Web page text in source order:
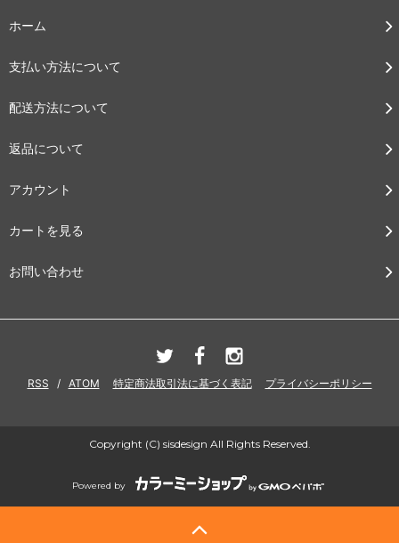
ホーム
支払い方法について
配送方法について
返品について
アカウント
カートを見る
お問い合わせ
RSS / ATOM 特定商法取引法に基づく表記 プライバシーポリシー
Copyright (C) sisdesign All Rights Reserved.
Powered by